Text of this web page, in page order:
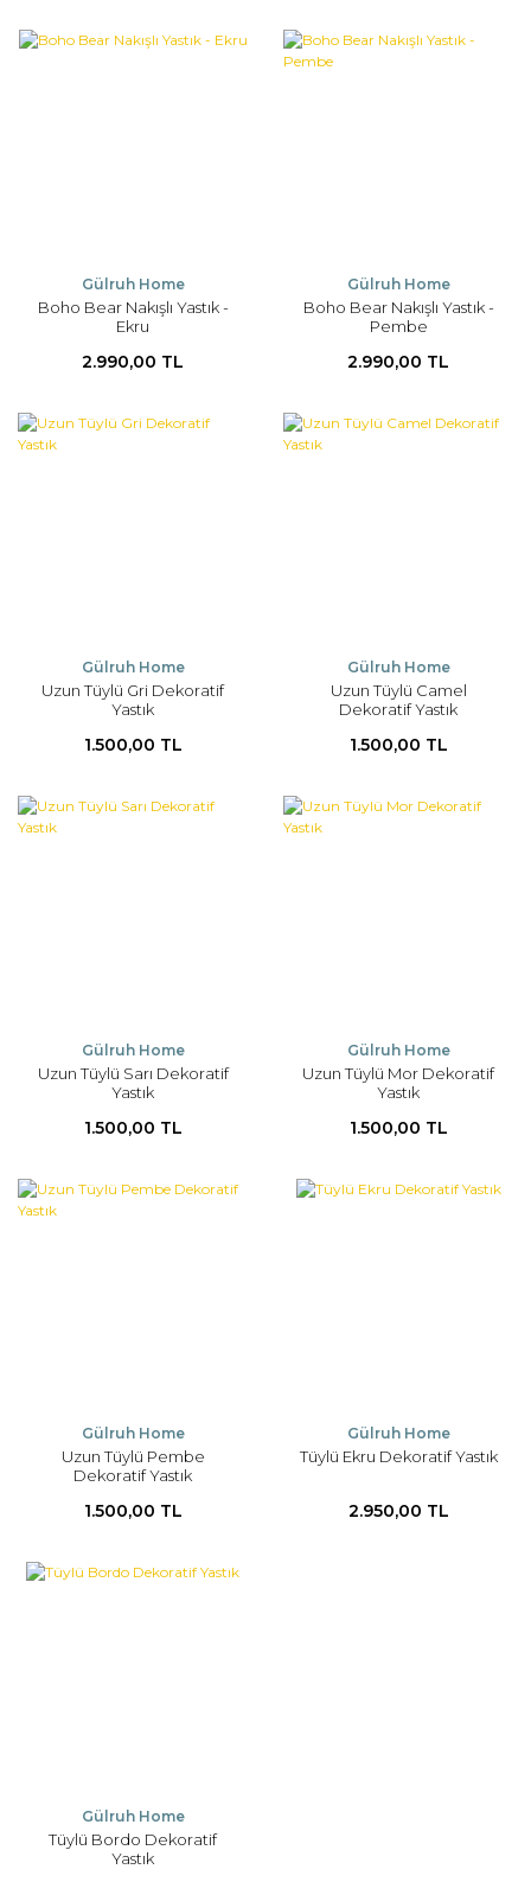
Gülruh Home
Boho Bear Nakışlı Yastık -
Ekru
2.990,00 TL
Gülruh Home
Boho Bear Nakışlı Yastık -
Pembe
2.990,00 TL
Gülruh Home
Uzun Tüylü Gri Dekoratif
Yastık
1.500,00 TL
Gülruh Home
Uzun Tüylü Camel
Dekoratif Yastık
1.500,00 TL
Gülruh Home
Uzun Tüylü Sarı Dekoratif
Yastık
1.500,00 TL
Gülruh Home
Uzun Tüylü Mor Dekoratif
Yastık
1.500,00 TL
Gülruh Home
Uzun Tüylü Pembe
Dekoratif Yastık
1.500,00 TL
Gülruh Home
Tüylü Ekru Dekoratif Yastık
2.950,00 TL
Gülruh Home
Tüylü Bordo Dekoratif
Yastık